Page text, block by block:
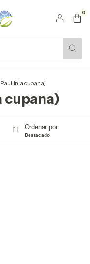
0
cupana)
cupana)
Ordenar por:
Destacado